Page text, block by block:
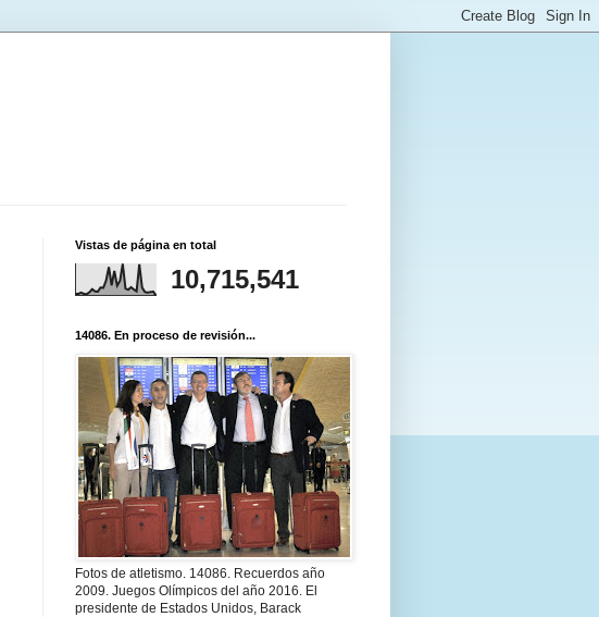
Vistas de página en total
10,715,541
14086. En proceso de revisión...
Fotos de atletismo. 14086. Recuerdos año
2009. Juegos Olímpicos del año 2016. El
presidente de Estados Unidos, Barack